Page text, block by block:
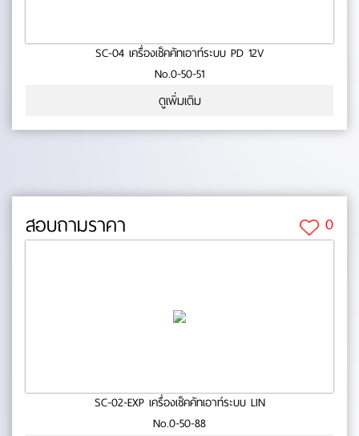
SC-04 เครื่องเช็คคัทเอาท์ระบบ PD 12V
No.0-50-51
ดูเพิ่มเติม
สอบถามราคา 0
SC-02-EXP เครื่องเช็คคัทเอาท์ระบบ LIN
No.0-50-88